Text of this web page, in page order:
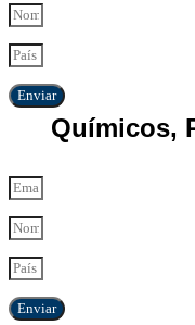
Enviar
Químicos,
Enviar